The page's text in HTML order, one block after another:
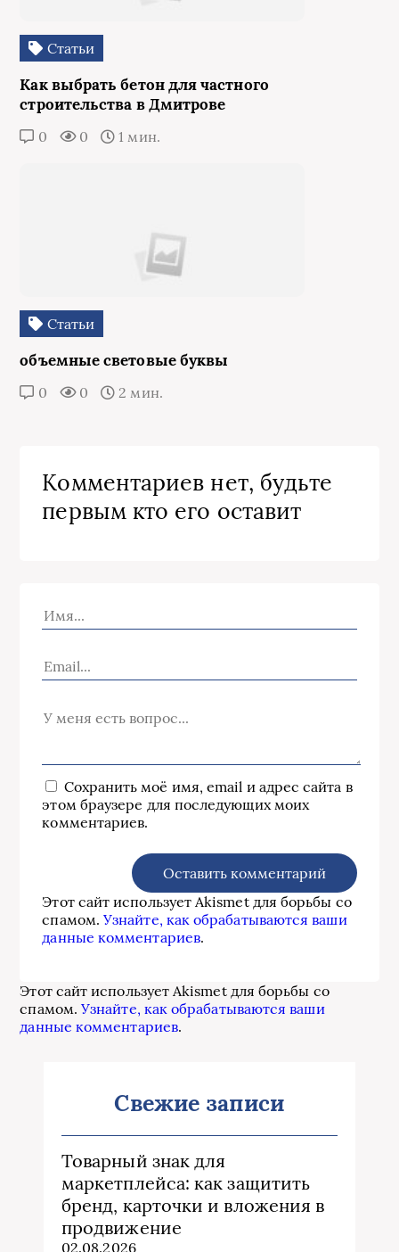
Статьи
Как выбрать бетон для частного
строительства в Дмитрове
0 0 1 мин.
Статьи
объемные световые буквы
0 0 2 мин.
Комментариев нет, будьте
первым кто его оставит
Сохранить моё имя, email и адрес сайта в
этом браузере для последующих моих
комментариев.
Этот сайт использует Akismet для борьбы со
спамом.Узнайте, как обрабатываются ваши
данные комментариев.
Этот сайт использует Akismet для борьбы со
спамом.Узнайте, как обрабатываются ваши
данные комментариев.
Свежие записи
Товарный знак для
маркетплейса: как защитить
бренд, карточки и вложения в
продвижение
02.08.2026